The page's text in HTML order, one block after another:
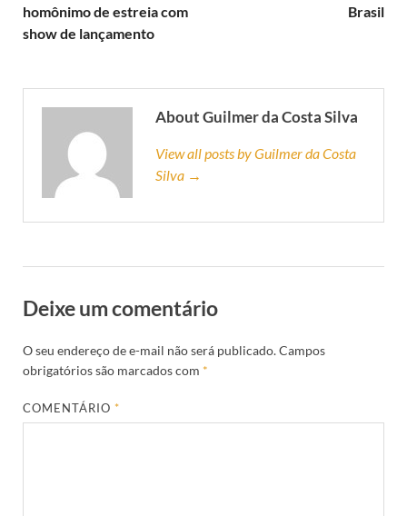
homônimo de estreia com
show de lançamento
Brasil
About Guilmer da Costa Silva
View all posts by Guilmer da Costa
Silva →
Deixe um comentário
O seu endereço de e-mail não será publicado.Campos
obrigatórios são marcados com *
COMENTÁRIO*